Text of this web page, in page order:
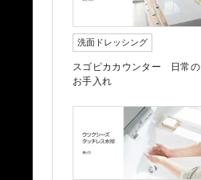
洗面ドレッシング
スゴピカカウンター 日常の
お手入れ